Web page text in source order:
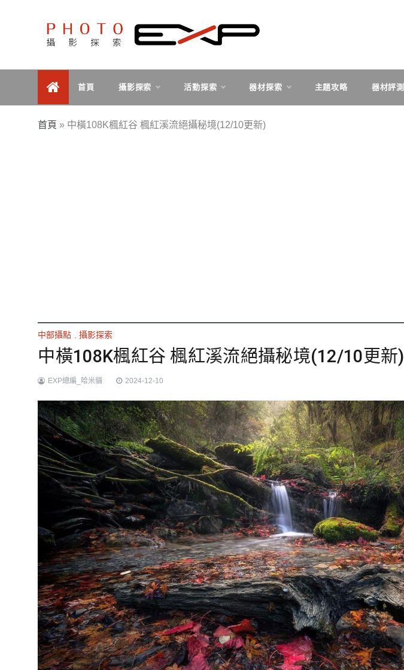
PHOTOEXP攝影探索
首頁 攝影探索 活動探索 器材探索 主題攻略 器材評測
首頁 » 中橫108K楓紅谷 楓紅溪流絕攝秘境(12/10更新)
中部攝點 ,攝影探索
中橫108K楓紅谷 楓紅溪流絕攝秘境(12/10更新)
EXP總編_哈米貓 2024-12-10